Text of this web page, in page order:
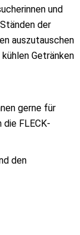
und
der
auszutauschen
Getränken
gerne für
die FLECK-
den